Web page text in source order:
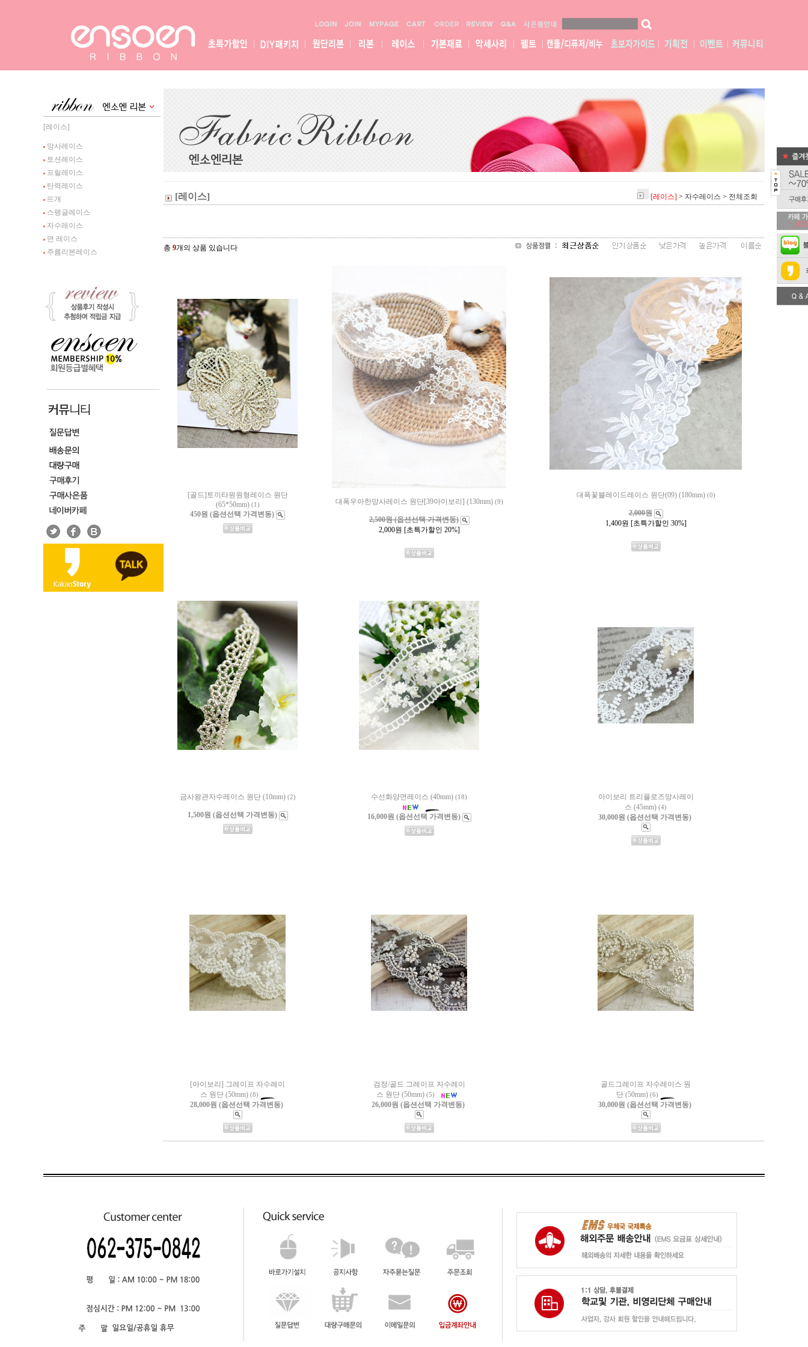
[레이스]
망사레이스
토션레이스
프릴레이스
탄력레이스
뜨개
스팽글레이스
자수레이스
면 레이스
주름리본레이스
[레이스] [레이스] > 자수레이스 > 전체조회
총 9개의 상품 있습니다
[골드]토끼타원원형레이스 원단
(65*50mm) (1)
450원 (옵션선택 가격변동)
대폭우아한망사레이스 원단[39아이보리] (130mm) (9)
2,500원 (옵션선택 가격변동)
2,000원 [초특가할인 20%]
대폭꽃블레이드레이스 원단(09) (180mm) (0)
2,000원
1,400원 [초특가할인 30%]
금사왕관자수레이스 원단 (10mm) (2)
1,500원 (옵션선택 가격변동)
수선화양면레이스 (40mm) (18)
16,000원 (옵션선택 가격변동)
아이보리 트리플로즈망사레이
스 (45mm) (4)
30,000원 (옵션선택 가격변동)
[아이보리] 그레이프 자수레이
스 원단 (50mm) (8)
28,000원 (옵션선택 가격변동)
검정/골드 그레이프 자수레이
스 원단 (50mm) (5)
26,000원 (옵션선택 가격변동)
골드그레이프 자수레이스 원
단 (50mm) (6)
30,000원 (옵션선택 가격변동)